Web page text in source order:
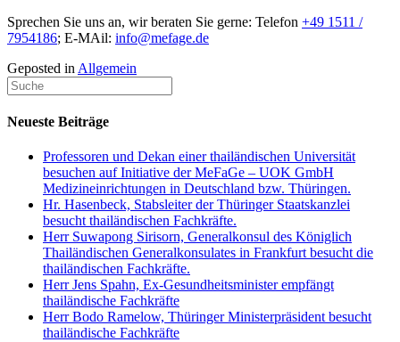
Sprechen Sie uns an, wir beraten Sie gerne: Telefon +49 1511 /
7954186; E-MAil: info@mefage.de
Geposted in Allgemein
Neueste Beiträge
Professoren und Dekan einer thailändischen Universität
besuchen auf Initiative der MeFaGe – UOK GmbH
Medizineinrichtungen in Deutschland bzw. Thüringen.
Hr. Hasenbeck, Stabsleiter der Thüringer Staatskanzlei
besucht thailändischen Fachkräfte.
Herr Suwapong Sirisorn, Generalkonsul des Königlich
Thailändischen Generalkonsulates in Frankfurt besucht die
thailändischen Fachkräfte.
Herr Jens Spahn, Ex-Gesundheitsminister empfängt
thailändische Fachkräfte
Herr Bodo Ramelow, Thüringer Ministerpräsident besucht
thailändische Fachkräfte